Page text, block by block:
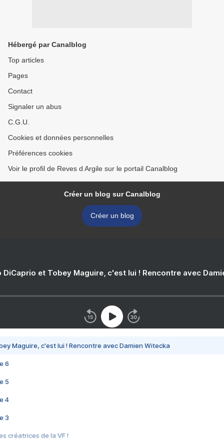
Hébergé par Canalblog
Top articles
Pages
Contact
Signaler un abus
C.G.U.
Cookies et données personnelles
Préférences cookies
Voir le profil de Reves d Argile sur le portail Canalblog
Créer un blog sur Canalblog
Créer un blog
DiCaprio et Tobey Maguire, c'est lui ! Rencontre avec
Maguire, c'est lui ! Rencontre avec Damien Witecka
6
5
4
3
créatrices de la VF !